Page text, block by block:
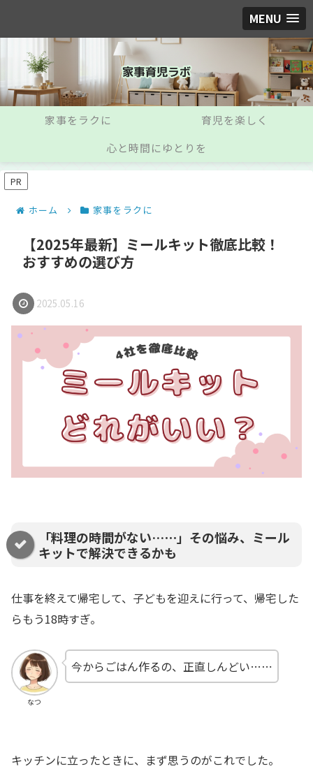
MENU
家事をラクに
育児を楽しく
心と時間にゆとりを
PR
ホーム 家事をラクに
【2025年最新】ミールキット徹底比較！
おすすめの選び方
2025.05.16
「料理の時間がない…⋯」その悩み、ミール
キットで解決できるかも
仕事を終えて帰宅して、子どもを迎えに行って、帰宅した
らもう18時すぎ。
なつ
今からごはん作るの、正直しんどい…⋯
キッチンに立ったときに、まず思うのがこれでした。